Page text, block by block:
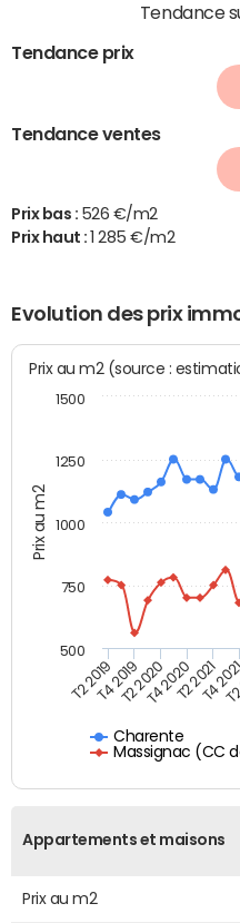
Tendance
Tendance prix
Tendance ventes
Prix bas : 526 €/m2
Prix haut :
1 285 €/m2
Evolution des prix
Prix au m2
Prix au m2 (source :
Charente
Massignac (CC
T2 2019T4 2019T2 2020T4 2020T2 2021
T4
500
750
1000
1250
1500
Appartements et maisons
Prix au m2